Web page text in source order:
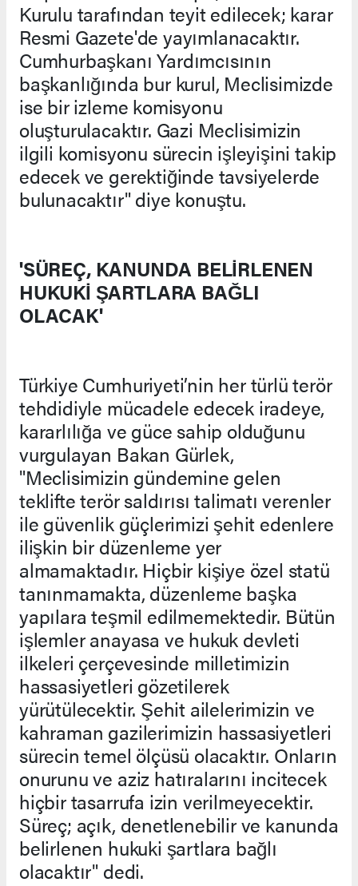
Kurulu tarafından teyit edilecek; karar
Resmi Gazete'de yayımlanacaktır.
Cumhurbaşkanı Yardımcısının
başkanlığında bur kurul, Meclisimizde
ise bir izleme komisyonu
oluşturulacaktır. Gazi Meclisimizin
ilgili komisyonu sürecin işleyişini takip
edecek ve gerektiğinde tavsiyelerde
bulunacaktır" diye konuştu.
'SÜREÇ, KANUNDA BELİRLENEN
HUKUKİ ŞARTLARA BAĞLI
OLACAK'
Türkiye Cumhuriyeti’nin her türlü terör
tehdidiyle mücadele edecek iradeye,
kararlılığa ve güce sahip olduğunu
vurgulayan Bakan Gürlek,
"Meclisimizin gündemine gelen
teklifte terör saldırısı talimatı verenler
ile güvenlik güçlerimizi şehit edenlere
ilişkin bir düzenleme yer
almamaktadır. Hiçbir kişiye özel statü
tanınmamakta, düzenleme başka
yapılara teşmil edilmemektedir. Bütün
işlemler anayasa ve hukuk devleti
ilkeleri çerçevesinde milletimizin
hassasiyetleri gözetilerek
yürütülecektir. Şehit ailelerimizin ve
kahraman gazilerimizin hassasiyetleri
sürecin temel ölçüsü olacaktır. Onların
onurunu ve aziz hatıralarını incitecek
hiçbir tasarrufa izin verilmeyecektir.
Süreç; açık, denetlenebilir ve kanunda
belirlenen hukuki şartlara bağlı
olacaktır" dedi.